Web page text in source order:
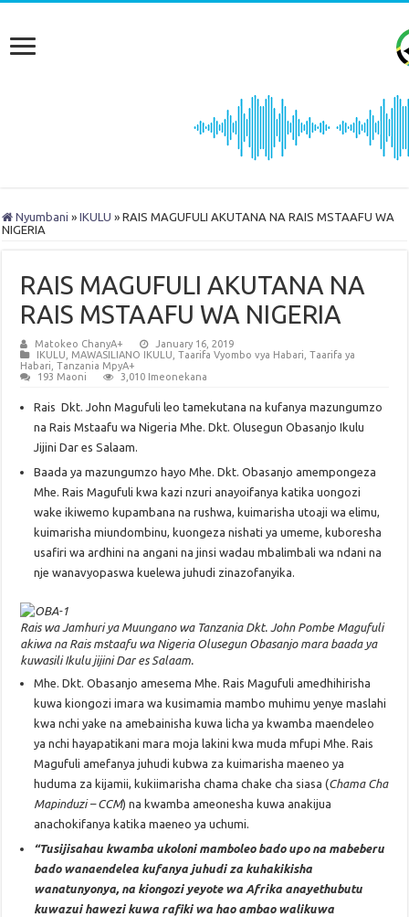
Nyumbani » IKULU » RAIS MAGUFULI AKUTANA NA RAIS MSTAAFU WA
NIGERIA
RAIS MAGUFULI AKUTANA NA
RAIS MSTAAFU WA NIGERIA
Matokeo ChanyA+
January 16, 2019
IKULU
MAWASILIANO IKULU ,Taarifa Vyombo vya Habari ,Taarifa ya
Habari ,Tanzania MpyA+
193 Maoni
3,010 Imeonekana
Rais Dkt. John Magufuli leo tamekutana na kufanya mazungumzo
na Rais Mstaafu wa Nigeria Mhe. Dkt. Olusegun Obasanjo Ikulu
Jijini Dar es Salaam.
Baada ya mazungumzo hayo Mhe. Dkt. Obasanjo amempongeza
Mhe. Rais Magufuli kwa kazi nzuri anayoifanya katika uongozi
wake ikiwemo kupambana na rushwa, kuimarisha utoaji wa elimu,
kuimarisha miundombinu, kuongeza nishati ya umeme, kuboresha
usafiri wa ardhini na angani na jinsi wadau mbalimbali wa ndani na
nje wanavyopaswa kuelewa juhudi zinazofanyika.
Rais wa Jamhuri ya Muungano wa Tanzania Dkt. John Pombe Magufuli
akiwa na Rais mstaafu wa Nigeria Olusegun Obasanjo mara baada ya
kuwasili Ikulu jijini Dar es Salaam.
Mhe. Dkt. Obasanjo amesema Mhe. Rais Magufuli amedhihirisha
kuwa kiongozi imara wa kusimamia mambo muhimu yenye maslahi
kwa nchi yake na amebainisha kuwa licha ya kwamba maendeleo
ya nchi hayapatikani mara moja lakini kwa muda mfupi Mhe. Rais
Magufuli amefanya juhudi kubwa za kuimarisha maeneo ya
huduma za kijamii, kukiimarisha chama chake cha siasa (Chama Cha
Mapinduzi – CCM) na kwamba ameonesha kuwa anakijua
anachokifanya katika maeneo ya uchumi.
“Tusijisahau kwamba ukoloni mamboleo bado upo na mabeberu
bado wanaendelea kufanya juhudi za kuhakikisha
wanatunyonya, na kiongozi yeyote wa Afrika anayethubutu
kuwazui hawezi kuwa rafiki wa hao ambao walikuwa